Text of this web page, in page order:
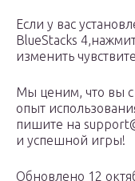
Если у вас
BlueStacks
изменить
Мы ценим, что вы с
опыт
пишите на
и успешной игры!
Обновлено 12